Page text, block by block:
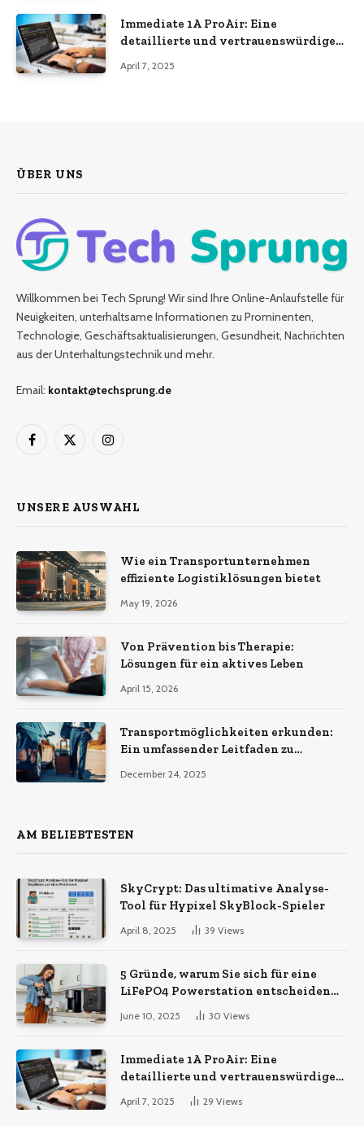
Immediate 1A ProAir: Eine
detaillierte und vertrauenswürdige
April 7, 2025
ÜBER UNS
Willkommen bei Tech Sprung! Wir sind Ihre Online-Anlaufstelle für
Neuigkeiten, unterhaltsame Informationen zu Prominenten,
Technologie, Geschäftsaktualisierungen, Gesundheit, Nachrichten
aus der Unterhaltungstechnik und mehr.
Email: kontakt@techsprung.de
Facebook
X
Instagram
UNSERE AUSWAHL
Wie ein Transportunternehmen
effiziente Logistiklösungen bietet
May 19, 2026
Von Prävention bis Therapie:
Lösungen für ein aktives Leben
April 15, 2026
Transportmöglichkeiten erkunden:
Ein umfassender Leitfaden zu
Transportdienstleistungen
December 24, 2025
AM BELIEBTESTEN
SkyCrypt: Das ultimative Analyse-
Tool für Hypixel SkyBlock-Spieler
April 8, 2025 39 Views
5 Gründe, warum Sie sich für eine
LiFePO4 Powerstation entscheiden
June 10, 2025 30 Views
Immediate 1A ProAir: Eine
detaillierte und vertrauenswürdige
April 7, 2025 29 Views